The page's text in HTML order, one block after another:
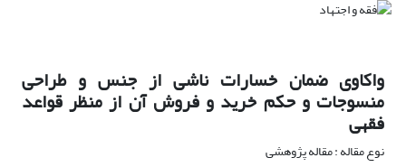
واکاوی ضمان خسارات ناشی از جنس و طراحی
منسوجات و حکم خرید و فروش آن از منظر قواعد
فقهی
نوع مقاله : مقاله پژوهشی